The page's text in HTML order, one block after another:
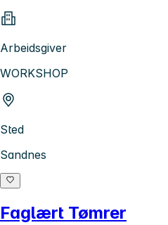
Arbeidsgiver
WORKSHOP
Sted
Sandnes
Faglært Tømrer